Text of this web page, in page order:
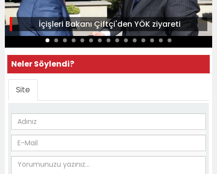
İçişleri Bakanı Çiftçi'den YÖK ziyareti
Neler Söylendi?
Site